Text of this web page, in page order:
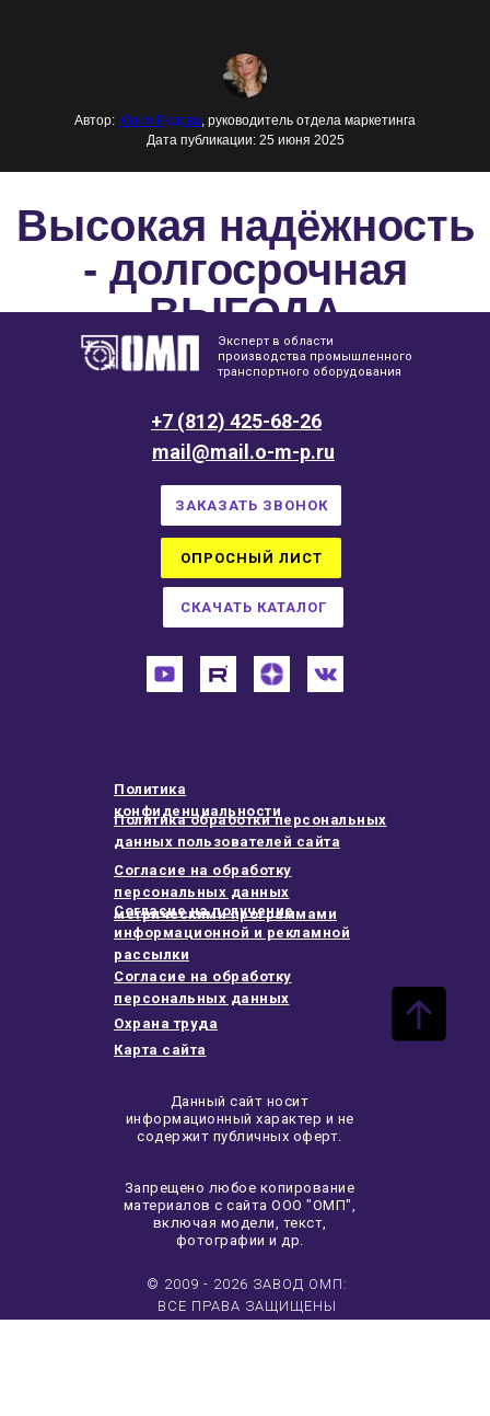
Автор: Юлия Рудова, руководитель отдела маркетинга
Дата публикации: 25 июня 2025
Высокая надёжность
- долгосрочная
ВЫГОДА
Эксперт в области
производства промышленного
транспортного оборудования
СКАЧАТЬ КАТАЛОГ
+7 (812) 425-68-26
ЗАКАЗАТЬ ЗВОНОК
Данный сайт носит
информационный характер и не
содержит публичных оферт.
Запрещено любое копирование
материалов с сайта ООО "ОМП",
включая модели, текст,
фотографии и др.
mail@mail.o-m-p.ru
© 2009 - 2026 ЗАВОД ОМП:
ВСЕ ПРАВА ЗАЩИЩЕНЫ
Политика
конфиденциальности
Политика обработки персональных
данных пользователей сайта
Согласие на обработку
персональных данных
метрическими программами
Согласие на получение
информационной и рекламной
рассылки
Охрана труда
Карта сайта
Согласие на обработку
персональных данных
ОПРОСНЫЙ ЛИСТ